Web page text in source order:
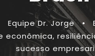
Equipe Dr. Jorge •
econômica,
sucesso